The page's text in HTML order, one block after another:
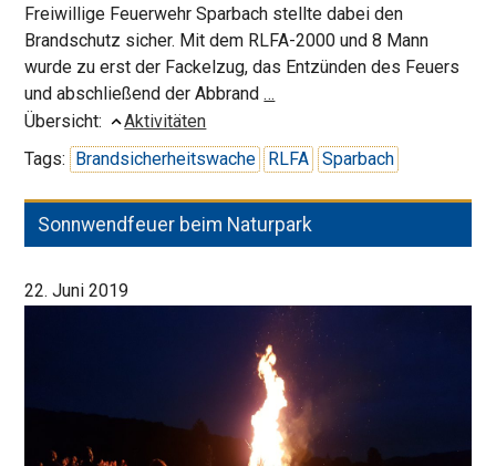
Freiwillige Feuerwehr Sparbach stellte dabei den
Brandschutz sicher. Mit dem RLFA-2000 und 8 Mann
wurde zu erst der Fackelzug, das Entzünden des Feuers
und abschließend der Abbrand…
Brandsicherheitswache
Übersicht:
Aktivitäten
Tags: Brandsicherheitswache RLFA Sparbach
Sonnwendfeuer beim Naturpark
22. Juni 2019